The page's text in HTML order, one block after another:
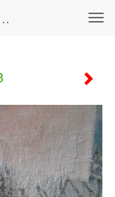
- Texture Poetry 3